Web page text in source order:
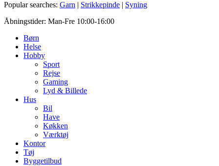
Terapi Hobby
Popular searches: Garn | Strikkepinde | Syning
Åbningstider: Man-Fre 10:00-16:00
Børn
Helse
Hobby
Sport
Rejse
Gaming
Lyd & Billede
Hus
Bil
Have
Køkken
Værktøj
Kontor
Tøj
Byggetilbud